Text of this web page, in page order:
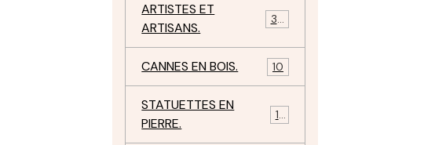
ARTISTES ET
ARTISANS.
34
CANNES EN BOIS. 10
STATUETTES EN
PIERRE.
17